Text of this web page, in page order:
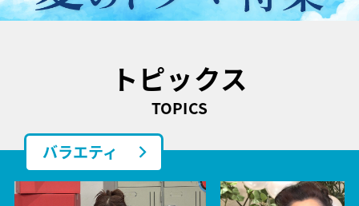
トピックス
TOPICS
バラエティ